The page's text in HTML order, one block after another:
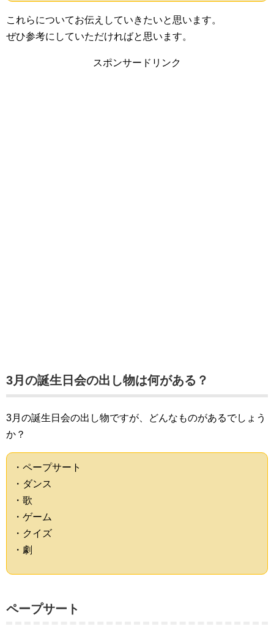
これらについてお伝えしていきたいと思います。
ぜひ参考にしていただければと思います。
スポンサードリンク
3月の誕生日会の出し物は何がある？
3月の誕生日会の出し物ですが、どんなものがあるでしょう
か？
・ペープサート
・ダンス
・歌
・ゲーム
・クイズ
・劇
ペープサート